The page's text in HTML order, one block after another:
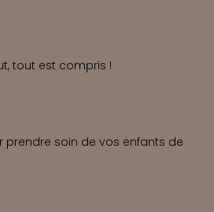
tout est compris !
prendre soin de vos enfants de